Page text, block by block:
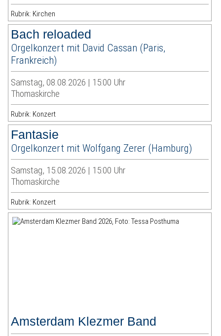
Rubrik: Kirchen
Bach reloaded
Orgelkonzert mit David Cassan (Paris,
Frankreich)
Samstag, 08.08.2026 | 15:00 Uhr
Thomaskirche
Rubrik: Konzert
Fantasie
Orgelkonzert mit Wolfgang Zerer (Hamburg)
Samstag, 15.08.2026 | 15:00 Uhr
Thomaskirche
Rubrik: Konzert
Amsterdam Klezmer Band